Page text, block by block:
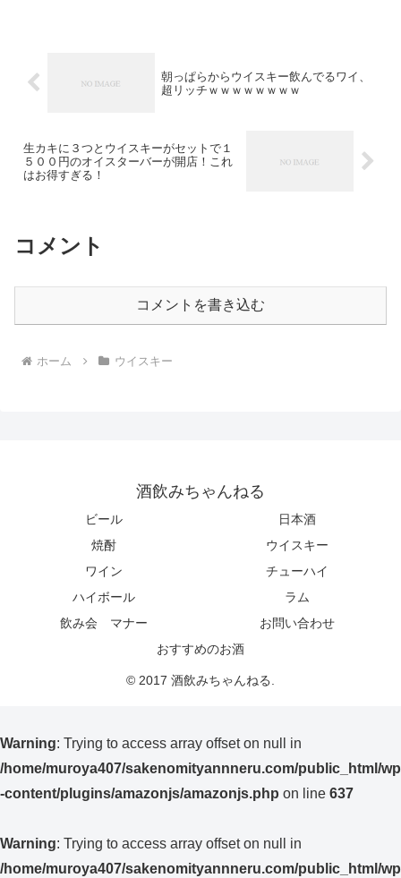
朝っぱらからウイスキー飲んでるワイ、
超リッチｗｗｗｗｗｗｗｗ
生カキに３つとウイスキーがセットで１
５００円のオイスターバーが開店！これ
はお得すぎる！
コメント
コメントを書き込む
ホーム ウイスキー
酒飲みちゃんねる
ビール
日本酒
焼酎
ウイスキー
ワイン
チューハイ
ハイボール
ラム
飲み会 マナー
お問い合わせ
おすすめのお酒
© 2017 酒飲みちゃんねる.
Warning: Trying to access array offset on null in
/home/muroya407/sakenomityannneru.com/public_html/wp
-content/plugins/amazonjs/amazonjs.php on line 637
Warning: Trying to access array offset on null in
/home/muroya407/sakenomityannneru.com/public_html/wp